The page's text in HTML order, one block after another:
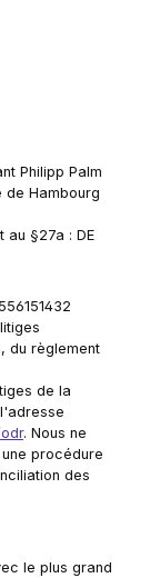
Philipp Palm
de Hambourg
au §27a : DE
du règlement
de la
. Nous ne
procédure
des
le plus grand